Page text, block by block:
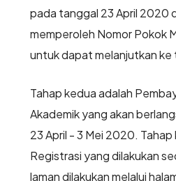
pada tanggal 23 April 2020
memperoleh Nomor Pokok
untuk dapat melanjutkan
Tahap kedua adalah
Akademik yang akan
23 April - 3 Mei 2020.
Registrasi yang dilakukan
laman dilakukan melalui